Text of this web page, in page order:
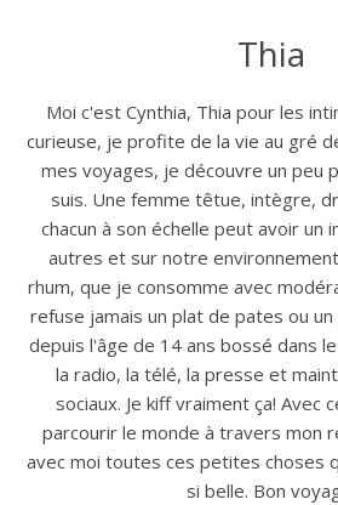
Thia
Moi c'est Cynthia, Thia pour les
curieuse, je profite de la vie au gré
mes voyages, je découvre un peu
suis. Une femme têtue, intègre,
chacun à son échelle peut avoir un
autres et sur notre
rhum, que je consomme avec
refuse jamais un plat de pates ou un
depuis l'âge de 14 ans bossé dans
la radio, la télé, la presse et
sociaux. Je kiff vraiment ça! Avec
parcourir le monde à travers mon
avec moi toutes ces petites choses
si belle. Bon